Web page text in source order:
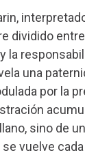
dividido
la
una
por la
sino de
vuelve